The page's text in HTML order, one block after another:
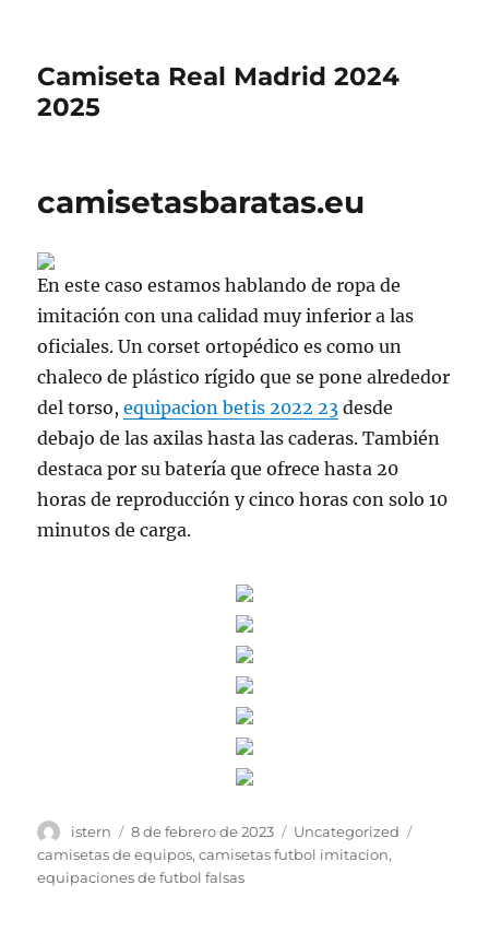
Camiseta Real Madrid 2024
2025
camisetasbaratas.eu
En este caso estamos hablando de ropa de
imitación con una calidad muy inferior a las
oficiales. Un corset ortopédico es como un
chaleco de plástico rígido que se pone alrededor
del torso,equipacion betis 2022 23 desde
debajo de las axilas hasta las caderas. También
destaca por su batería que ofrece hasta 20
horas de reproducción y cinco horas con solo 10
minutos de carga.
Autor
istern
Publicado
el
8 de febrero de 2023 Categorías
Uncategorized
camisetas de equipos,camisetas futbol imitacion,
equipaciones de futbol falsas